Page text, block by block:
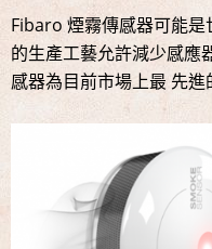
Fibaro 煙霧傳感器可能
的生產工藝允許減少感應
感器為目前市場上最 先進